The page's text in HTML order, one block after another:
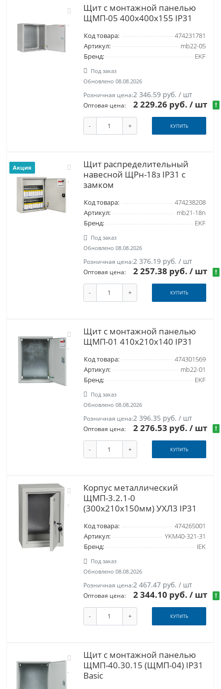
Щит с монтажной панелью
ЩМП-05 400х400х155 IP31
Код товара:
474231781
Артикул:
mb22-05
Бренд:
EKF
Под заказ
Обновлено 08.08.2026
Розничная цена:2 346.59 руб. / шт
Оптовая цена: 2 229.26 руб./ шт !
- + КУПИТЬ
Акция
Щит распределительный
навесной ЩРн-18з IP31 с
замком
Код товара:
474238208
Артикул:
mb21-18n
Бренд:
EKF
Под заказ
Обновлено 08.08.2026
Розничная цена:2 376.19 руб. / шт
Оптовая цена: 2 257.38 руб./ шт !
- + КУПИТЬ
Щит с монтажной панелью
ЩМП-01 410х210х140 IP31
Код товара:
474301569
Артикул:
mb22-01
Бренд:
EKF
Под заказ
Обновлено 08.08.2026
Розничная цена:2 396.35 руб. / шт
Оптовая цена: 2 276.53 руб./ шт !
- + КУПИТЬ
Корпус металлический
ЩМП-3.2.1-0
(300х210х150мм) УХЛ3 IP31
Код товара:
474265001
Артикул:
YKM40-321-31
Бренд:
IEK
Под заказ
Обновлено 08.08.2026
Розничная цена:2 467.47 руб. / шт
Оптовая цена: 2 344.10 руб./ шт !
- + КУПИТЬ
Щит с монтажной панелью
ЩМП-40.30.15 (ЩМП-04) IP31
Basic